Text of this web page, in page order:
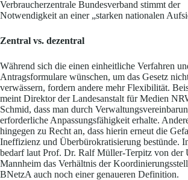
Verbraucherzentrale Bundesverband stimmt der
Notwendigkeit an einer „starken nationalen
Zentral vs. dezentral
Während sich die einen einheitliche Verfahren
Antragsformulare wünschen, um das Gesetz
verwässern, fordern andere mehr Flexibilität.
meint Direktor der Landesanstalt für Medien
Schmid, dass man durch
erforderliche Anpassungsfähigkeit erhalte.
hingegen zu Recht an, dass hierin erneut die
Ineffizienz und Überbürokratisierung bestünde.
bedarf laut Prof. Dr. Ralf Müller-Terpitz von der
Mannheim das Verhältnis der
BNetzA auch noch einer genaueren Definition.